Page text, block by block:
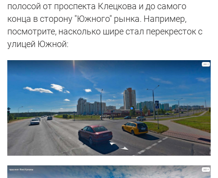
полосой от проспекта Клецкова и до самого
конца в сторону "Южного" рынка. Например,
посмотрите, насколько шире стал перекресток с
улицей Южной: